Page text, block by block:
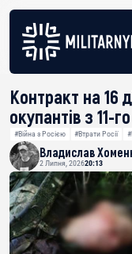
Контракт на 16
окупантів з 11-
#Війна з Росією #Втрати Росії
Владислав
2 Липня, 202620:13